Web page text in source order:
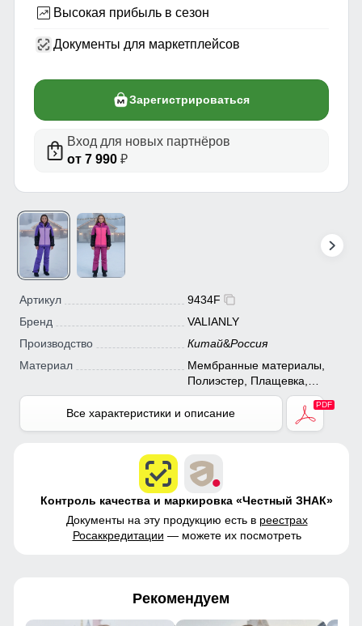
Высокая прибыль в сезон
Документы для маркетплейсов
Зарегистрироваться
Вход для новых партнёров
от 7 990₽
Артикул
9434F
Бренд
VALIANLY
Производство
Китай&Россия
Материал
Мембранные материалы,
Полиэстер, Плащевка,
Тефлон, Экологичные
материалы
Все характеристики и описание
Контроль качества и маркировка «Честный ЗНАК»
Документы на эту продукцию есть в реестрах
Росаккредитации — можете их посмотреть
Рекомендуем